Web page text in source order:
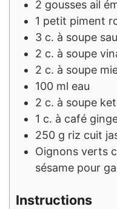
2 gousses ail
1 petit piment
3 c. à soupe
2 c. à soupe
2 c. à soupe
100 ml eau
2 c. à soupe
1 c. à café
250 g riz cuit
Oignons verts
sésame pour
Instructions